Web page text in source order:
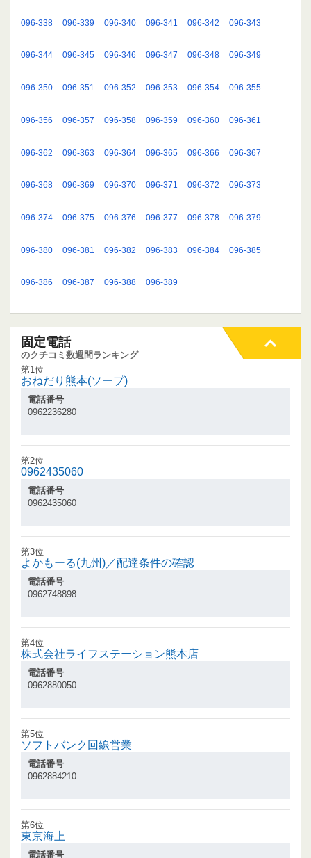
096-338 096-339 096-340 096-341 096-342 096-343
096-344 096-345 096-346 096-347 096-348 096-349
096-350 096-351 096-352 096-353 096-354 096-355
096-356 096-357 096-358 096-359 096-360 096-361
096-362 096-363 096-364 096-365 096-366 096-367
096-368 096-369 096-370 096-371 096-372 096-373
096-374 096-375 096-376 096-377 096-378 096-379
096-380 096-381 096-382 096-383 096-384 096-385
096-386 096-387 096-388 096-389
固定電話
のクチコミ数週間ランキング
第1位
おねだり熊本(ソープ)
電話番号
0962236280
第2位
0962435060
電話番号
0962435060
第3位
よかもーる(九州)／配達条件の確認
電話番号
0962748898
第4位
株式会社ライフステーション熊本店
電話番号
0962880050
第5位
ソフトバンク回線営業
電話番号
0962884210
第6位
東京海上
電話番号